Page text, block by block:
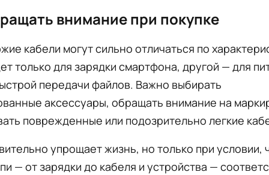
внимание при покупке
кабели могут сильно отличаться по
только для зарядки смартфона, другой — для
передачи файлов. Важно выбирать
аксессуары, обращать внимание на
поврежденные или подозрительно легкие
упрощает жизнь, но только при условии,
— от зарядки до кабеля и устройства —